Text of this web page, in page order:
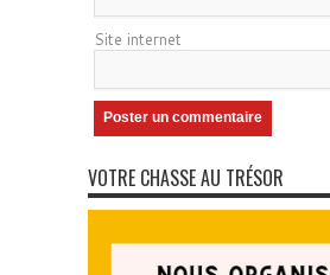
Site internet
VOTRE CHASSE AU TRÉSOR